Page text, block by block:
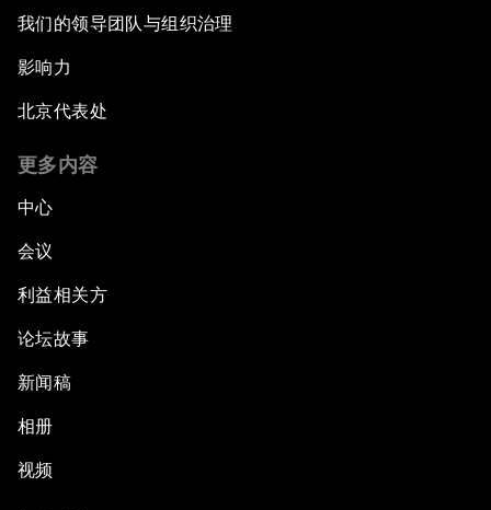
我们的领导团队与组织治理
影响力
北京代表处
更多内容
中心
会议
利益相关方
论坛故事
新闻稿
相册
视频